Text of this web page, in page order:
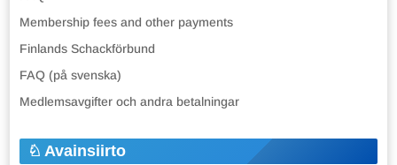
Membership fees and other payments
Finlands Schackförbund
FAQ (på svenska)
Medlemsavgifter och andra betalningar
Avainsiirto